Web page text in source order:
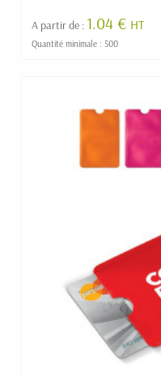
A partir de : 1.04 € HT
Quantité minimale : 500